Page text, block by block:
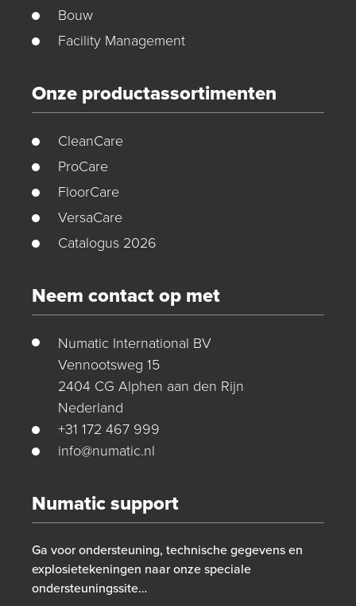
Bouw
Facility Management
Onze productassortimenten
CleanCare
ProCare
FloorCare
VersaCare
Catalogus 2026
Neem contact op met
Numatic International BV
Vennootsweg 15
2404 CG Alphen aan den Rijn
Nederland
+31 172 467 999
info@numatic.nl
Numatic support
Ga voor ondersteuning, technische gegevens en
explosietekeningen naar onze speciale
ondersteuningssite…